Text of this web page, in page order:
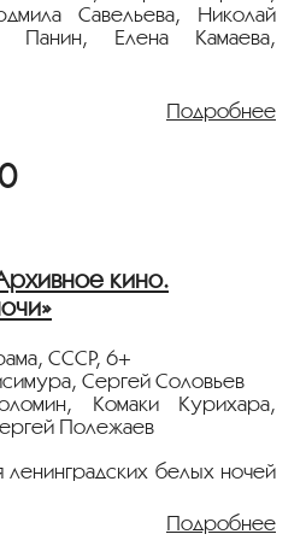
в рамках программы
.
Савельева, Николай
Панин, Елена Камаева,
сталкивается с бандитами
время храня любовь
роль.
35 мм из коллекции
.
Подробнее
кино.
СССР, 6+
Сергей Соловьев
Комаки Курихара,
Полежаев
ленинградских белых ночей
счастья оказался таким же
Подробнее